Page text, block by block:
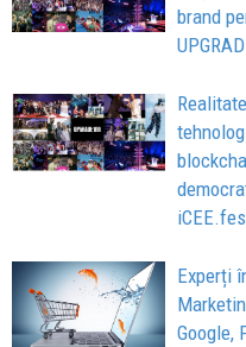
brand
Experți
Google,